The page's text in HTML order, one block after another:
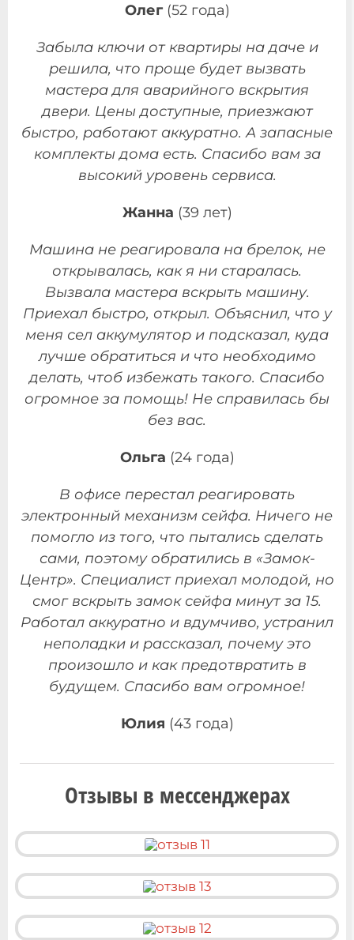
Олег(52 года)
Забыла ключи от квартиры на даче и
решила, что проще будет вызвать
мастера для аварийного вскрытия
двери. Цены доступные, приезжают
быстро, работают аккуратно. А запасные
комплекты дома есть. Спасибо вам за
высокий уровень сервиса.
Жанна (39 лет)
Машина не реагировала на брелок, не
открывалась, как я ни старалась.
Вызвала мастера вскрыть машину.
Приехал быстро, открыл. Объяснил, что у
меня сел аккумулятор и подсказал, куда
лучше обратиться и что необходимо
делать, чтоб избежать такого. Спасибо
огромное за помощь! Не справилась бы
без вас.
Ольга (24 года)
В офисе перестал реагировать
электронный механизм сейфа. Ничего не
помогло из того, что пытались сделать
сами, поэтому обратились в «Замок-
Центр». Специалист приехал молодой, но
смог вскрыть замок сейфа минут за 15.
Работал аккуратно и вдумчиво, устранил
неполадки и рассказал, почему это
произошло и как предотвратить в
будущем. Спасибо вам огромное!
Юлия (43 года)
Отзывы в мессенджерах